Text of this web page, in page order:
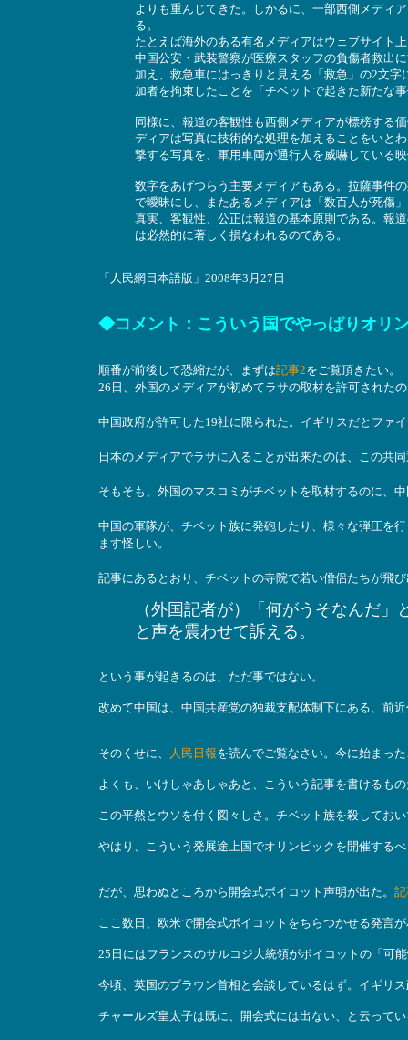
よりも重んじてきた。しかるに、一部西側メディ
る。
たとえば海外のある有名メディアはウェブサイト
中国公安・武装警察が医療スタッフの負傷者救出
加え、救急車にはっきりと見える「救急」の2文
加者を拘束したことを「チベットで起きた新たな
同様に、報道の客観性も西側メディアが標榜する
ディアは写真に技術的な処理を加えることをいと
撃する写真を、軍用車両が通行人を威嚇している
数字をあげつらう主要メディアもある。拉薩事件
で曖昧にし、またあるメディアは「数百人が死傷
真実、客観性、公正は報道の基本原則である。報
は必然的に著しく損なわれるのである。
「人民網日本語版」2008年3月27日
◆コメント：こういう国でやっぱりオリ
順番が前後して恐縮だが、まずは記事2をご覧頂きたい。
26日、外国のメディアが初めてラサの取材を許可された
中国政府が許可した19社に限られた。イギリスだとファ
日本のメディアでラサに入ることが出来たのは、この共
そもそも、外国のマスコミがチベットを取材するのに、
中国の軍隊が、チベット族に発砲したり、様々な弾圧を
ます怪しい。
記事にあるとおり、チベットの寺院で若い僧侶たちが飛
（外国記者が）「何がうそなんだ
と声を震わせて訴える。
という事が起きるのは、ただ事ではない。
改めて中国は、中国共産党の独裁支配体制下にある、前
そのくせに、 人民日報を読んでご覧なさい。今に始まっ
よくも、いけしゃあしゃあと、こういう記事を書けるも
この平然とウソを付く図々しさ。チベット族を殺してお
やはり、こういう発展途上国でオリンピックを開催する
だが、思わぬところから開会式ボイコット声明が出た。
ここ数日、欧米で開会式ボイコットをちらつかせる発言
25日にはフランスのサルコジ大統領がボイコットの「可
今頃、英国のブラウン首相と会談しているはず。イギリ
チャールズ皇太子は既に、開会式には出ない、と云って